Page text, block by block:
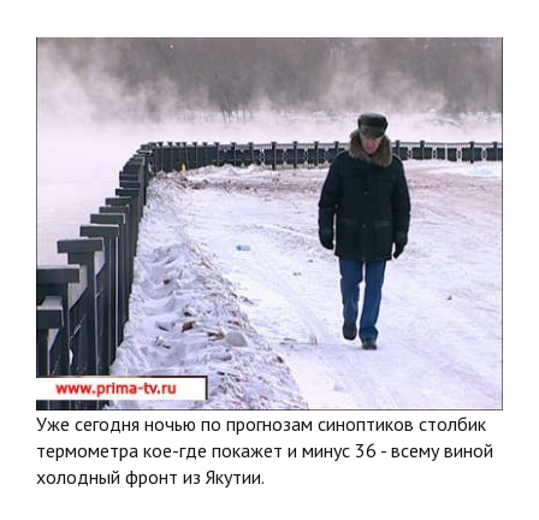
Уже сегодня ночью по прогнозам синоптиков столбик
термометра кое-где покажет и минус 36 - всему виной
холодный фронт из Якутии.